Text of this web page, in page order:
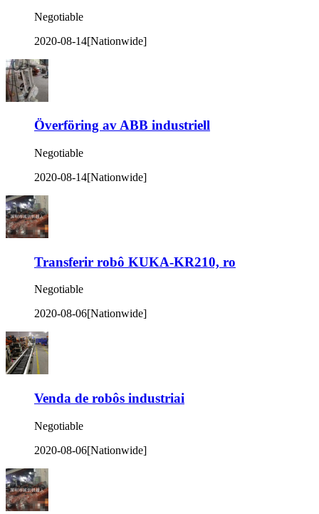
Negotiable
2020-08-14[Nationwide]
Överföring av ABB industriell
Negotiable
2020-08-14[Nationwide]
Transferir robô KUKA-KR210, ro
Negotiable
2020-08-06[Nationwide]
Venda de robôs industriai
Negotiable
2020-08-06[Nationwide]